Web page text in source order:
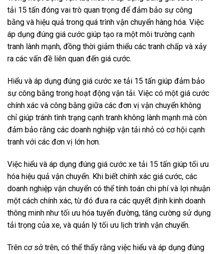
tải 15 tấn đóng vai trò quan trọng để đảm bảo sự công
bằng và hiệu quả trong quá trình vận chuyển hàng hóa. Việc
áp dụng đúng giá cước giúp tạo ra một môi trường cạnh
tranh lành mạnh, đồng thời giảm thiểu các tranh chấp và xảy
ra các vấn đề liên quan đến giá cước.
Hiểu và áp dụng đúng giá cước xe tải 15 tấn giúp đảm bảo
sự công bằng trong hoạt động vận tải. Việc có một giá cước
chính xác và công bằng giữa các đơn vị vận chuyển không
chỉ giúp tránh tình trạng cạnh tranh không lành mạnh mà còn
đảm bảo rằng các doanh nghiệp vận tải nhỏ có cơ hội cạnh
tranh với các đơn vị lớn hơn.
Việc hiểu và áp dụng đúng giá cước xe tải 15 tấn giúp tối ưu
hóa hiệu quả vận chuyển. Khi biết chính xác giá cước, các
doanh nghiệp vận chuyển có thể tính toán chi phí và lợi nhuận
một cách chính xác, từ đó đưa ra các quyết định kinh doanh
thông minh như tối ưu hóa tuyến đường, tăng cường sử dụng
tải trọng của xe, và quản lý tối ưu lịch trình vận chuyển.
Trên cơ sở trên, có thể thấy rằng việc hiểu và áp dụng đúng